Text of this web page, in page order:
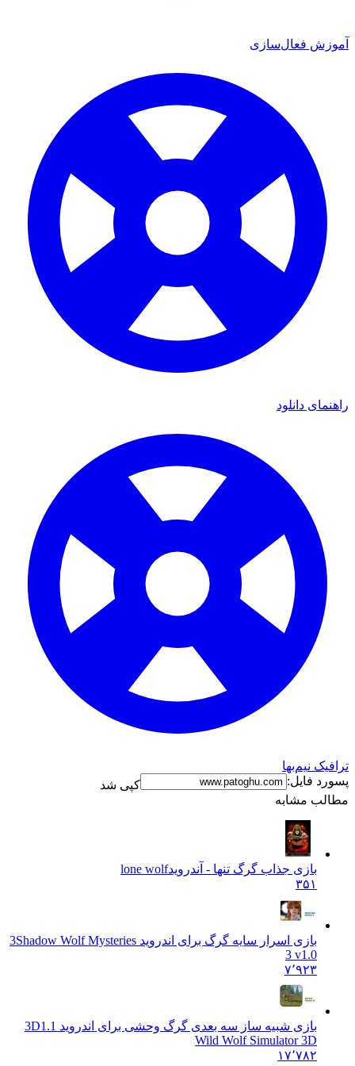
فعال‌سازی
دانلود
نیم‌بها
فایل:
کپی شد
مشابه
بازی جذاب گرگ تنها - آندروید lone wolf
بازی اسرار سایه گرگ برای اندروید 3 Shadow Wolf Mysteries
بازی شبیه ساز سه بعدی گرگ وحشی برای اندروید 3D 1.1
Wild Wolf Simulator 3D
۱۷٬۷۸۲